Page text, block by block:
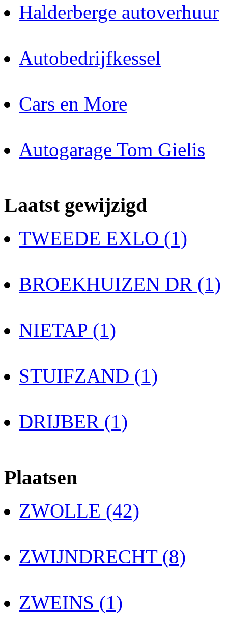
Halderberge autoverhuur
Autobedrijfkessel
Cars en More
Autogarage Tom Gielis
Laatst gewijzigd
TWEEDE EXLO (1)
BROEKHUIZEN DR (1)
NIETAP (1)
STUIFZAND (1)
DRIJBER (1)
Plaatsen
ZWOLLE (42)
ZWIJNDRECHT (8)
ZWEINS (1)